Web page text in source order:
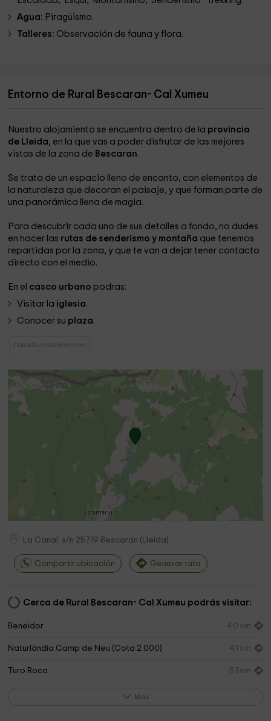
Agua: Piragüismo.
Talleres: Observación de fauna y flora.
Entorno de Rural Bescaran- Cal Xumeu
Nuestro alojamiento se encuentra dentro de la provincia
de Lleida, en la que vas a poder disfrutar de las mejores
vistas de la zona de Bescaran.
Se trata de un espacio lleno de encanto, con elementos de
la naturaleza que decoran el paisaje, y que forman parte de
una panorámica llena de magia.
Para descubrir cada uno de sus detalles a fondo, no dudes
en hacer las rutas de senderismo y montaña que tenemos
repartidas por la zona, y que te van a dejar tener contacto
directo con el medio.
En el casco urbano podras:
Visitar la iglesia.
Conocer su plaza.
Casas Rurales Bescaran
La Canal, s/n 25719 Bescaran ( Lleida)
Compartir ubicación Generar ruta
Cerca de Rural Bescaran- Cal Xumeu podrás visitar:
Beneïdor 4,0 km
Naturlàndia Camp de Neu (Cota 2.000) 4,1 km
Turo Roca 5,1 km
Más